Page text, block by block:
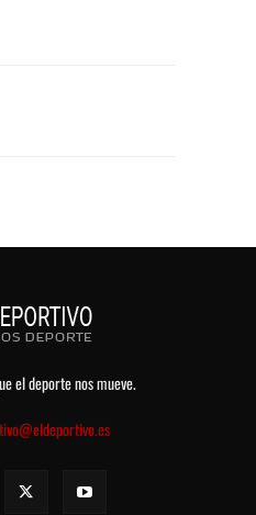
el deporte nos mueve.